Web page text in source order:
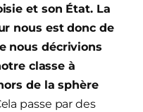
et son État. La
nous est donc de
nous décrivions
classe à
de la sphère
passe par des